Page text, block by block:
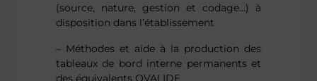
(source, nature, gestion et codage…) à
disposition dans l’établissement
– Méthodes et aide à la production des
tableaux de bord interne permanents et
des équivalents OVALIDE